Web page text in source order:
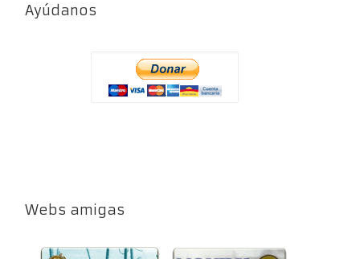
Ayúdanos
Webs amigas